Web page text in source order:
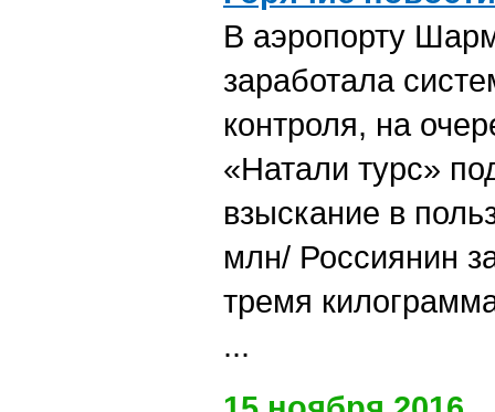
В аэропорту
заработала
контроля, на
«Натали турс»
взыскание в
млн/ Россиянин
тремя
...